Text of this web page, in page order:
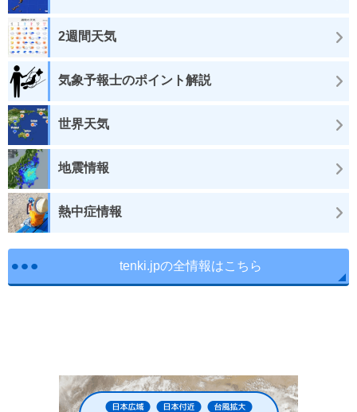
2週間天気
気象予報士のポイント解説
世界天気
地震情報
熱中症情報
tenki.jpの全情報はこちら